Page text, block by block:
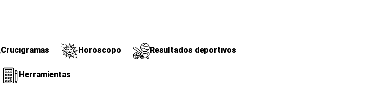
Crucigramas Horóscopo Resultados deportivos
Herramientas